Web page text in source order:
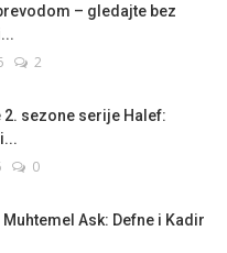
– gledajte bez
2
sezone serije Halef:
0
Ask: Defne i Kadir